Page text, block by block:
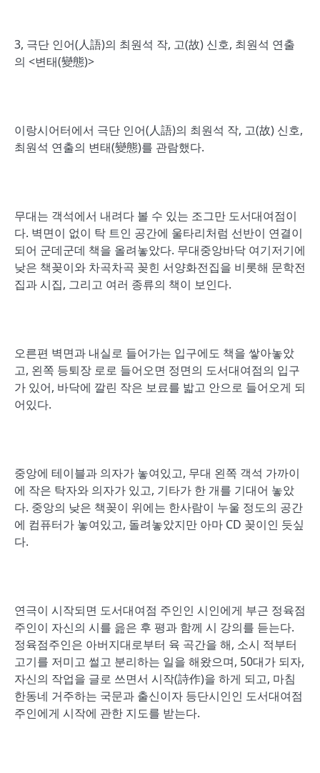
3, 극단 인어(人語)의 최원석 작, 고(故) 신호, 최원석 연출
의 <변태(變態)>
이랑시어터에서 극단 인어(人語)의 최원석 작, 고(故) 신호,
최원석 연출의 변태(變態)를 관람했다.
무대는 객석에서 내려다 볼 수 있는 조그만 도서대여점이
다. 벽면이 없이 탁 트인 공간에 울타리처럼 선반이 연결이
되어 군데군데 책을 올려놓았다. 무대중앙바닥 여기저기에
낮은 책꽂이와 차곡차곡 꽂힌 서양화전집을 비롯해 문학전
집과 시집, 그리고 여러 종류의 책이 보인다.
오른편 벽면과 내실로 들어가는 입구에도 책을 쌓아놓았
고, 왼쪽 등퇴장 로로 들어오면 정면의 도서대여점의 입구
가 있어, 바닥에 깔린 작은 보료를 밟고 안으로 들어오게 되
어있다.
중앙에 테이블과 의자가 놓여있고, 무대 왼쪽 객석 가까이
에 작은 탁자와 의자가 있고, 기타가 한 개를 기대어 놓았
다. 중앙의 낮은 책꽂이 위에는 한사람이 누울 정도의 공간
에 컴퓨터가 놓여있고, 돌려놓았지만 아마 CD 꽂이인 듯싶
다.
연극이 시작되면 도서대여점 주인인 시인에게 부근 정육점
주인이 자신의 시를 읊은 후 평과 함께 시 강의를 듣는다.
정육점주인은 아버지대로부터 육 곡간을 해, 소시 적부터
고기를 저미고 썰고 분리하는 일을 해왔으며, 50대가 되자,
자신의 작업을 글로 쓰면서 시작(詩作)을 하게 되고, 마침
한동네 거주하는 국문과 출신이자 등단시인인 도서대여점
주인에게 시작에 관한 지도를 받는다.